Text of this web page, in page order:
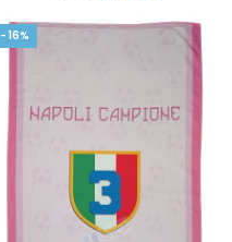
originaleattuale
12,90 €.
-16%